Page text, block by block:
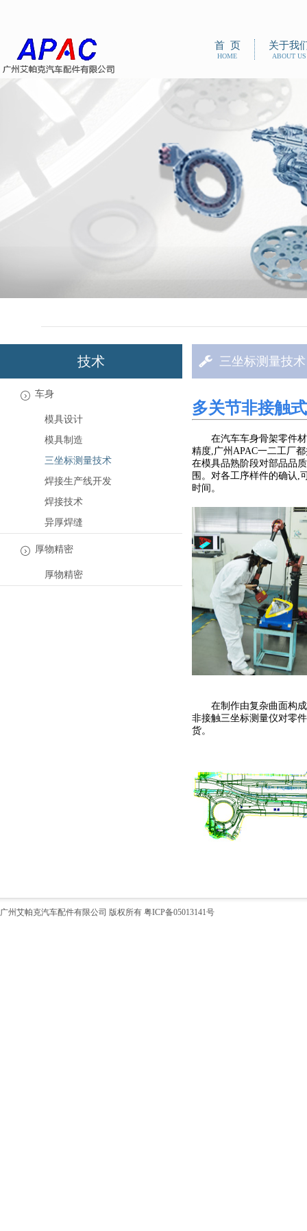
首 页
HOME
关于我
ABOUT US
技术
车身
模具设计
模具制造
三坐标测量技术
焊接生产线开发
焊接技术
异厚焊缝
厚物精密
厚物精密
三坐标测量技术
多关节非接触
在汽车车身骨架零件
精度,广州APAC一二工厂
在模具品熟阶段对部品品
围。对各工序样件的确认,
时间。
在制作由复杂曲面构
非接触三坐标测量仪对零
货。
广州艾帕克汽车配件有限公司 版权所有 粤ICP备05013141号